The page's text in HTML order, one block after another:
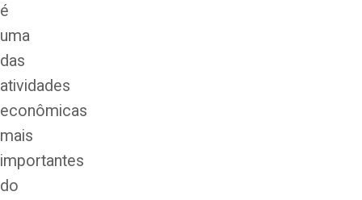
é
uma
das
atividades
econômicas
mais
importantes
do